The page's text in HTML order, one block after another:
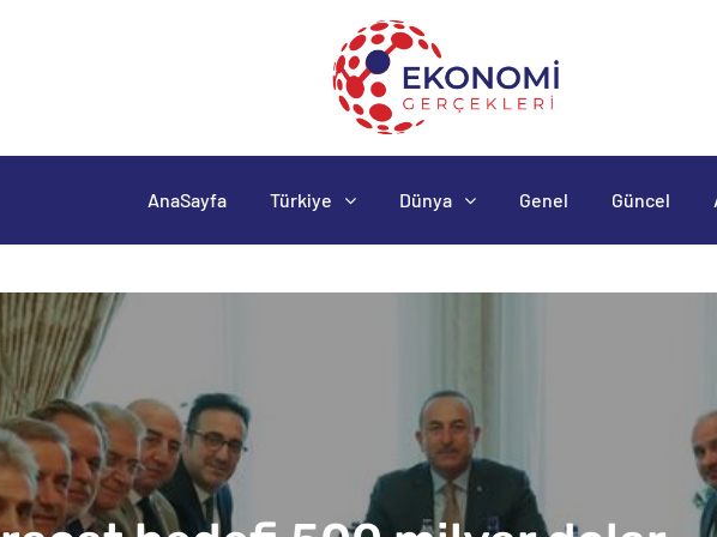
AnaSayfa Türkiye Dünya Genel Güncel